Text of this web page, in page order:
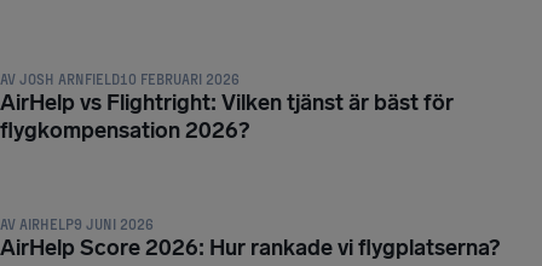
AV JOSH ARNFIELD10 FEBRUARI 2026
AirHelp vs Flightright: Vilken tjänst är bäst för
flygkompensation 2026?
AV AIRHELP9 JUNI 2026
AirHelp Score 2026: Hur rankade vi flygplatserna?